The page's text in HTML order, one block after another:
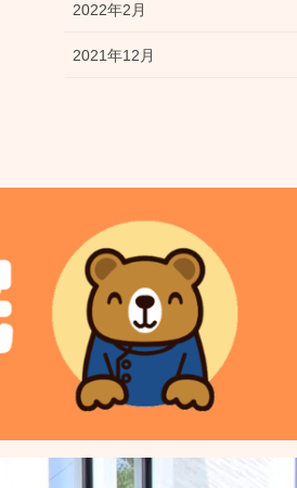
2022年2月
2021年12月